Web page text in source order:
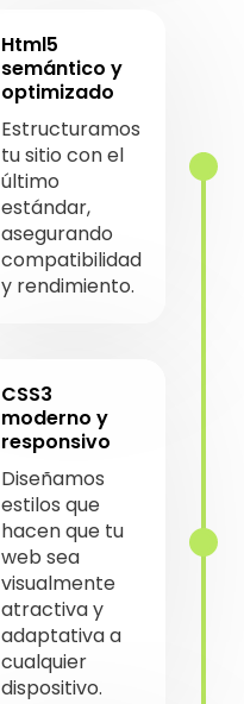
Html5
semántico y
optimizado
Estructuramos
tu sitio con el
último
estándar,
asegurando
compatibilidad
y rendimiento.
CSS3
moderno y
responsivo
Diseñamos
estilos que
hacen que tu
web sea
visualmente
atractiva y
adaptativa a
cualquier
dispositivo.